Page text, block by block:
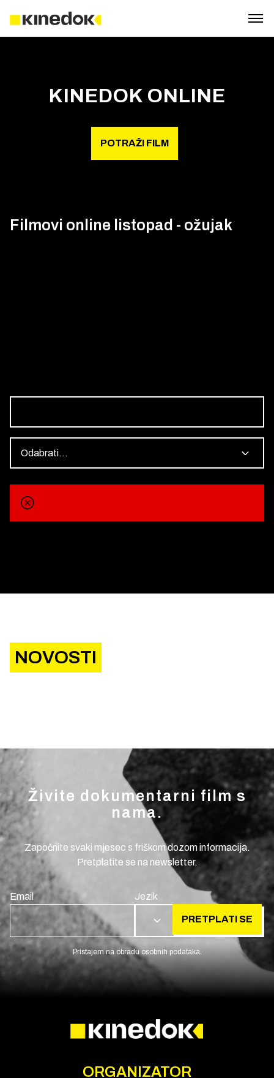
KINEDOK ONLINE
POTRAŽI FILM
Filmovi online listopad - ožujak
Odabrati...
NOVOSTI
Živite dokumentarni film s
nama.
Započnite svaki mjesec s friškom dozom informacija.
Pretplatite se na newsletter.
Email Jezik
HR PRETPLATI SE
Pristajem na obradu osobnih podataka.
ORGANIZATOR